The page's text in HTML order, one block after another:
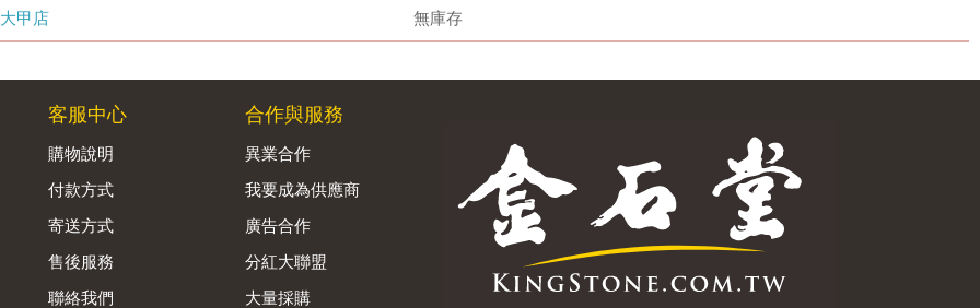
大甲店 無庫存
客服中心
購物說明
付款方式
寄送方式
售後服務
聯絡我們
合作與服務
異業合作
我要成為供應商
廣告合作
分紅大聯盟
大量採購